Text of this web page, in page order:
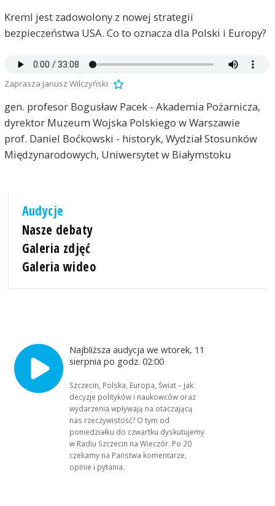
Kreml jest zadowolony z nowej strategii
bezpieczeństwa USA. Co to oznacza dla Polski i Europy?
Zaprasza Janusz Wilczyński
gen. profesor Bogusław Pacek - Akademia Pożarnicza,
dyrektor Muzeum Wojska Polskiego w Warszawie
prof. Daniel Boćkowski - historyk, Wydział Stosunków
Międzynarodowych, Uniwersytet w Białymstoku
Audycje
Nasze debaty
Galeria zdjęć
Galeria wideo
Najbliższa audycja we wtorek, 11
sierpnia po godz. 02:00
Szczecin, Polska, Europa, Świat – jak
decyzje polityków i naukowców oraz
wydarzenia wpływają na otaczającą
nas rzeczywistość? O tym od
poniedziałku do czwartku dyskutujemy
w Radiu Szczecin na Wieczór. Po 20
czekamy na Państwa komentarze,
opinie i pytania.